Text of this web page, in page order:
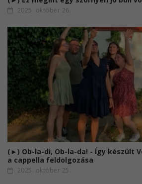
2025. október 26.
(►) Ob-la-di, Ob-la-da! - Így készült
a cappella feldolgozása
2025. október 25.